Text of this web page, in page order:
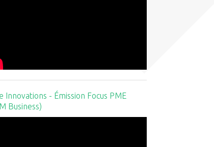
Innovations - Émission Focus PME
Business)